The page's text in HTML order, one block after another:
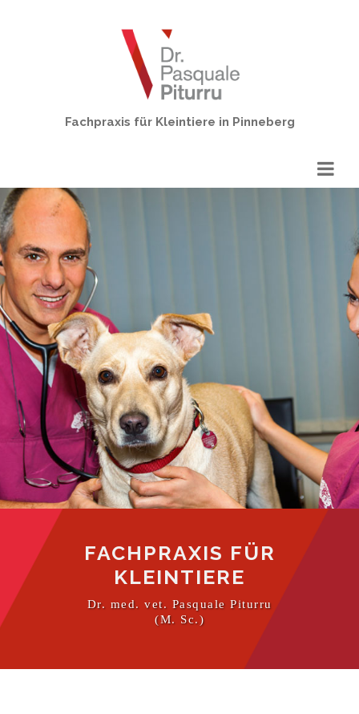
Fachpraxis für Kleintiere in Pinneberg
Toggle
FACHPRAXIS FÜR
KLEINTIERE
Dr. med. vet. Pasquale Piturru
(M. Sc.)